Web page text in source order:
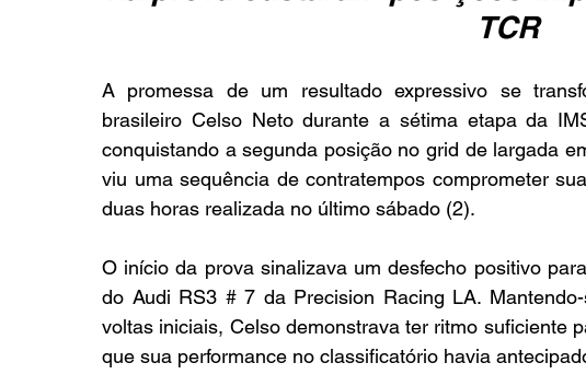
TCR
A promessa de um resultado expressivo se
brasileiro Celso Neto durante a sétima etapa da
conquistando a segunda posição no grid de largada
viu uma sequência de contratempos comprometer
duas horas realizada no último sábado (2).
O início da prova sinalizava um desfecho positivo
do Audi RS3 # 7 da Precision Racing LA.
voltas iniciais, Celso demonstrava ter ritmo suficiente
que sua performance no classificatório havia